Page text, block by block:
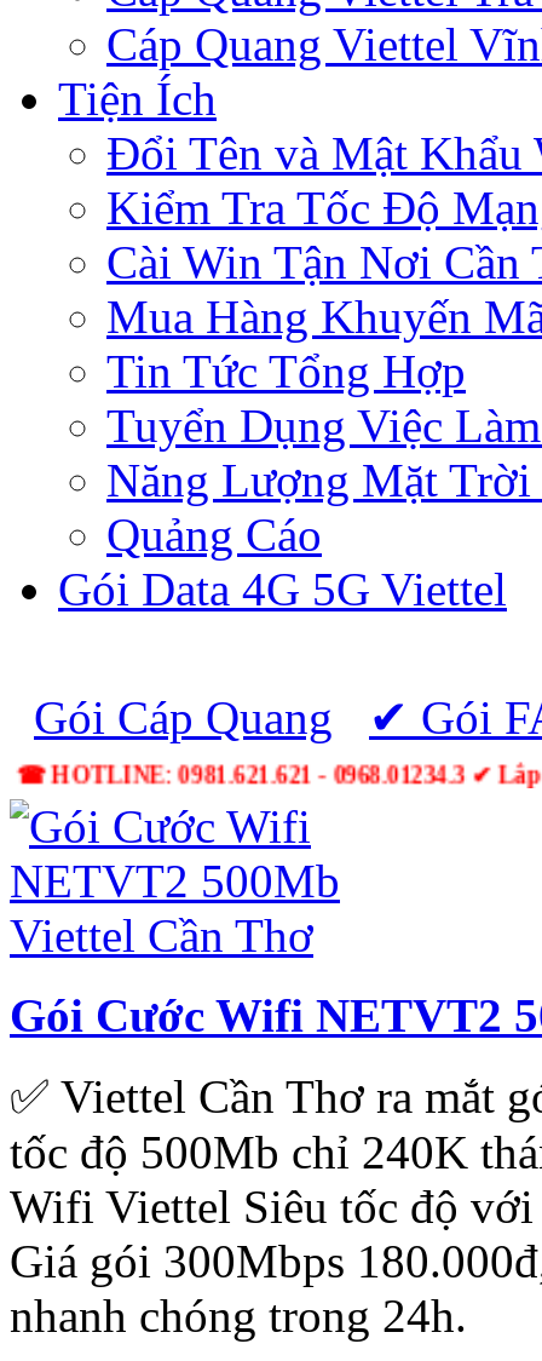
Cáp Quang Viettel
Tiện Ích
Đổi Tên và Mật Khẩu
Kiểm Tra Tốc Độ
Cài Win Tận Nơi Cần
Mua Hàng Khuyến
Tin Tức Tổng Hợp
Tuyển Dụng Việc
Năng Lượng Mặt
Quảng Cáo
Gói Data 4G 5G Viettel
Gói Cáp Quang ✔ Gói
☎ HOTLINE: 0981.621.621 - 0968.01234.3 ✔
Gói Cước Wifi NETVT2
✅ ‎Viettel Cần Thơ ra mắt
tốc độ 500Mb chỉ 240K
Wifi Viettel Siêu tốc độ
Giá gói 300Mbps
nhanh chóng trong 24h.